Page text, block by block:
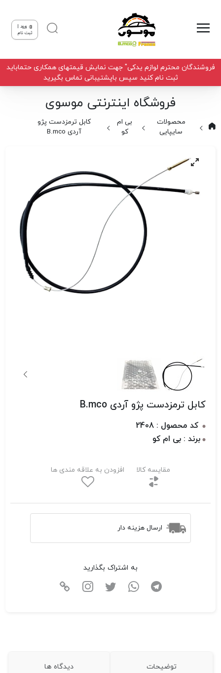
ورود |
ثبت نام
فروشندگان محترم لوازم یدکی" جهت نمایش قیمتهای همکاری حتماباید
ثبت نام کنید سپس باپشتیبانی تماس بگیرید
فروشگاه اینترنتی موسوی
محصولات
سایپایی
بی ام
کو
کابل ترمزدست پژو
آردی B.mco
کابل ترمزدست پژو آردی B.mco
کد محصول : 2408
برند : بی ام کو
مقایسه کالا افزودن به علاقه مندی ها
ارسال هزینه دار
به اشتراک بگذارید
توضیحات دیدگاه ها